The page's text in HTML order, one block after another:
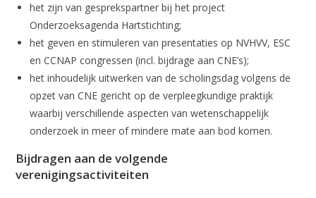
het zijn van gesprekspartner bij het project
Onderzoeksagenda Hartstichting;
het geven en stimuleren van presentaties op NVHVV, ESC
en CCNAP congressen (incl. bijdrage aan CNE’s);
het inhoudelijk uitwerken van de scholingsdag volgens de
opzet van CNE gericht op de verpleegkundige praktijk
waarbij verschillende aspecten van wetenschappelijk
onderzoek in meer of mindere mate aan bod komen.
Bijdragen aan de volgende
verenigingsactiviteiten